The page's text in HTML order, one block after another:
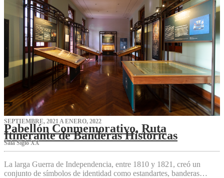
SEPTIEMBRE, 2021 A ENERO, 2022
Pabellón Conmemorativo, Ruta
Itinerante de Banderas Históricas
Sala Siglo XX
La larga Guerra de Independencia, entre 1810 y 1821, creó un
conjunto de símbolos de identidad como estandartes, banderas…